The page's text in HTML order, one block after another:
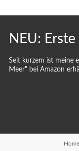
NEU:
Seit kurzem ist meine
Meer" bei Amazon
Home